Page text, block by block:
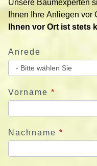
e
r
e
S
e
u
n
s
e
Unsere Baumexperten
Ihnen Ihre Anliegen vor
Ihnen vor Ort ist stets
Anrede
Vorname *
Nachname *